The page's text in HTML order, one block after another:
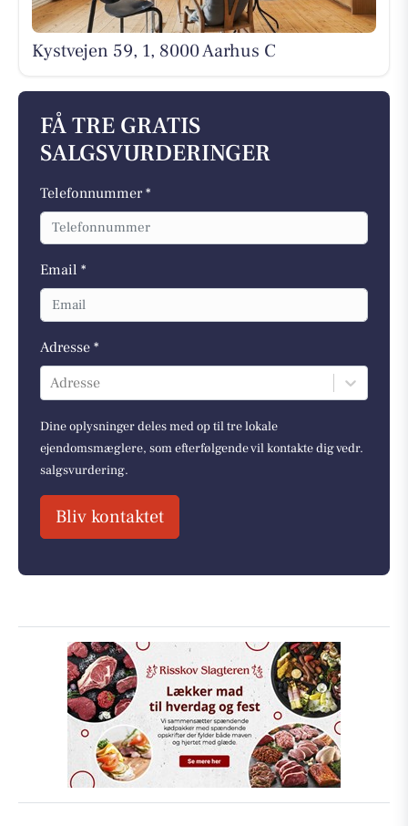
Kystvejen 59, 1, 8000 Aarhus C
FÅ TRE GRATIS
SALGSVURDERINGER
Telefonnummer *
Email *
Adresse *
Adresse
Dine oplysninger deles med op til tre lokale
ejendomsmæglere, som efterfølgende vil kontakte dig vedr.
salgsvurdering.
Bliv kontaktet